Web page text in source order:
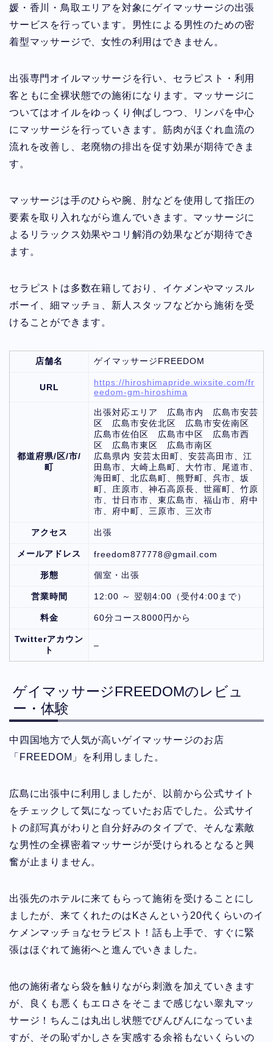
媛・香川・鳥取エリアを対象にゲイマッサージの出張
サービスを行っています。男性による男性のための密
着型マッサージで、女性の利用はできません。
出張専門オイルマッサージを行い、セラピスト・利用
客ともに全裸状態での施術になります。マッサージに
ついてはオイルをゆっくり伸ばしつつ、リンパを中心
にマッサージを行っていきます。筋肉がほぐれ血流の
流れを改善し、老廃物の排出を促す効果が期待できま
す。
マッサージは手のひらや腕、肘などを使用して指圧の
要素を取り入れながら進んでいきます。マッサージに
よるリラックス効果やコリ解消の効果などが期待でき
ます。
セラピストは多数在籍しており、イケメンやマッスル
ボーイ、細マッチョ、新人スタッフなどから施術を受
けることができます。
店舗名 ゲイマッサージFREEDOM
URL
https://hiroshimapride.wixsite.com/fr
eedom-gm-hiroshima
都道府県/区/市/
町
出張対応エリア 広島市内 広島市安芸
区 広島市安佐北区 広島市安佐南区
広島市佐伯区 広島市中区 広島市西
区 広島市東区 広島市南区
広島県内 安芸太田町、安芸高田市、江
田島市、大崎上島町、大竹市、尾道市、
海田町、北広島町、熊野町、呉市、坂
町、庄原市、神石高原長、世羅町、竹原
市、廿日市市、東広島市、福山市、府中
市、府中町、三原市、三次市
アクセス 出張
メールアドレス freedom877778@gmail.com
形態 個室・出張
営業時間 12:00 ～ 翌朝4:00（受付4:00まで）
料金 60分コース8000円から
Twitterアカウン
ト
–
ゲイマッサージFREEDOMのレビュ
ー・体験
中四国地方で人気が高いゲイマッサージのお店
「FREEDOM」を利用しました。
広島に出張中に利用しましたが、以前から公式サイト
をチェックして気になっていたお店でした。公式サイ
トの顔写真がわりと自分好みのタイプで、そんな素敵
な男性の全裸密着マッサージが受けられるとなると興
奮が止まりません。
出張先のホテルに来てもらって施術を受けることにし
ましたが、来てくれたのはKさんという20代くらいのイ
ケメンマッチョなセラピスト！話も上手で、すぐに緊
張はほぐれて施術へと進んでいきました。
他の施術者なら袋を触りながら刺激を加えていきます
が、良くも悪くもエロさをそこまで感じない睾丸マッ
サージ！ちんこは丸出し状態でびんびんになっていま
すが、その恥ずかしさを実感する余裕もないくらいの